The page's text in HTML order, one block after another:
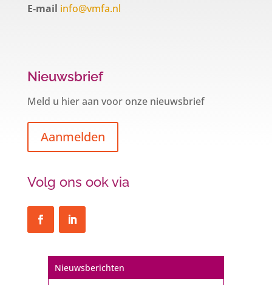
E-mail info@vmfa.nl
Nieuwsbrief
Meld u hier aan voor onze nieuwsbrief
Aanmelden
Volg ons ook via
Nieuwsberichten